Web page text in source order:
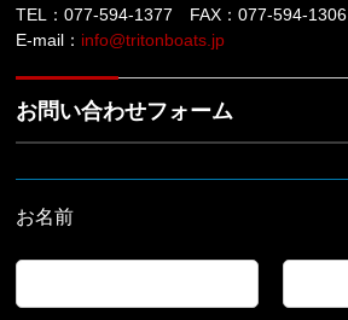
TEL：077-594-1377 FAX：077-594-1306
E-mail： info@tritonboats.jp
お問い合わせフォーム
お名前